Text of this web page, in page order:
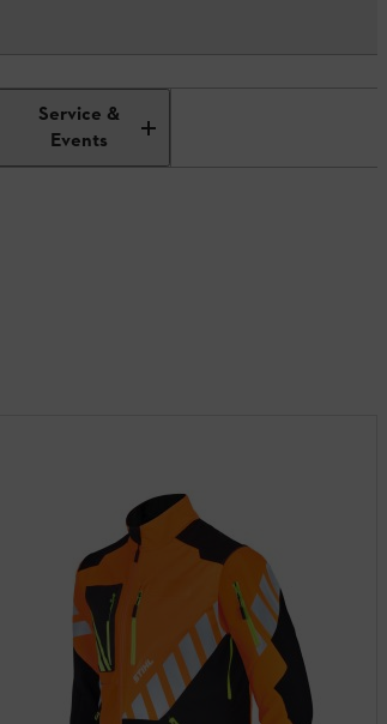
Service &
Events